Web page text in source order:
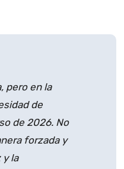
pero en la
de
de 2026. No
forzada y
y la